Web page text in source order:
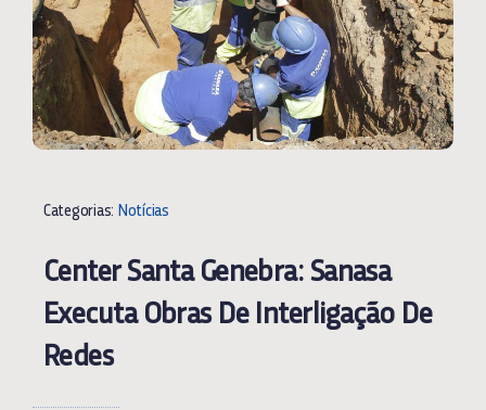
Categorias: Notícias
Center Santa Genebra: Sanasa
Executa Obras De Interligação De
Redes